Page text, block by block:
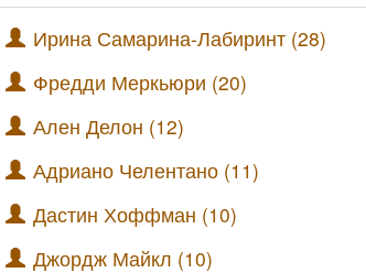
Ирина Самарина-Лабиринт (28)
Фредди Меркьюри (20)
Ален Делон (12)
Адриано Челентано (11)
Дастин Хоффман (10)
Джордж Майкл (10)